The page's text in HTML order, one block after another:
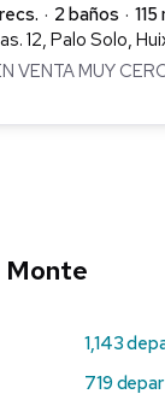
2 baños
115
12, Palo Solo,
VENTA MUY
Monte
1,143
719